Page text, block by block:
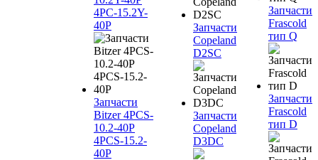
4PC-15.2Y-
40P
Запчасти
Bitzer 4PCS-
10.2-40P
4PCS-15.2-
40P
Запчасти
Copeland
D2SC
Запчасти
Copeland
D3DC
Запчасти
Frascold
тип Q
Запчасти
Frascold
тип D